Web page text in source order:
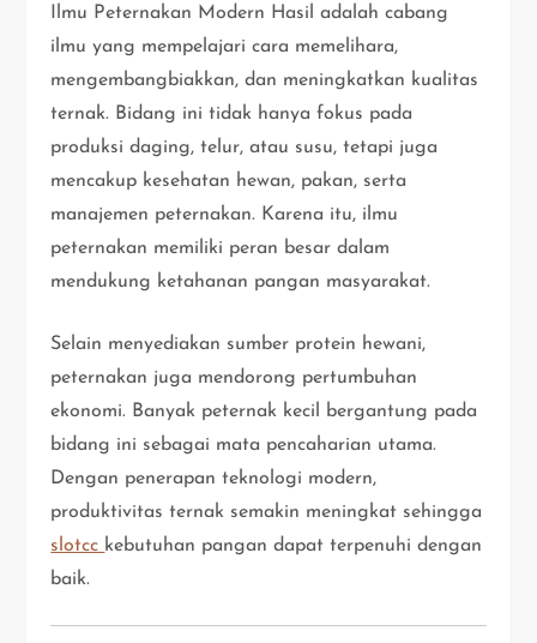
Ilmu Peternakan Modern Hasil adalah cabang
ilmu yang mempelajari cara memelihara,
mengembangbiakkan, dan meningkatkan kualitas
ternak. Bidang ini tidak hanya fokus pada
produksi daging, telur, atau susu, tetapi juga
mencakup kesehatan hewan, pakan, serta
manajemen peternakan. Karena itu, ilmu
peternakan memiliki peran besar dalam
mendukung ketahanan pangan masyarakat.
Selain menyediakan sumber protein hewani,
peternakan juga mendorong pertumbuhan
ekonomi. Banyak peternak kecil bergantung pada
bidang ini sebagai mata pencaharian utama.
Dengan penerapan teknologi modern,
produktivitas ternak semakin meningkat sehingga
slotcc kebutuhan pangan dapat terpenuhi dengan
baik.